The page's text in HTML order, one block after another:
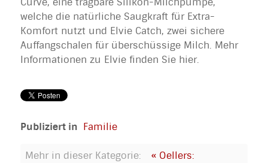
welche die natürliche Saugkraft für Extra-
Komfort nutzt und Elvie Catch, zwei sichere
Auffangschalen für überschüssige Milch. Mehr
Informationen zu Elvie finden Sie hier.
Publiziert in Familie
Mehr in dieser Kategorie:
« Oellers: